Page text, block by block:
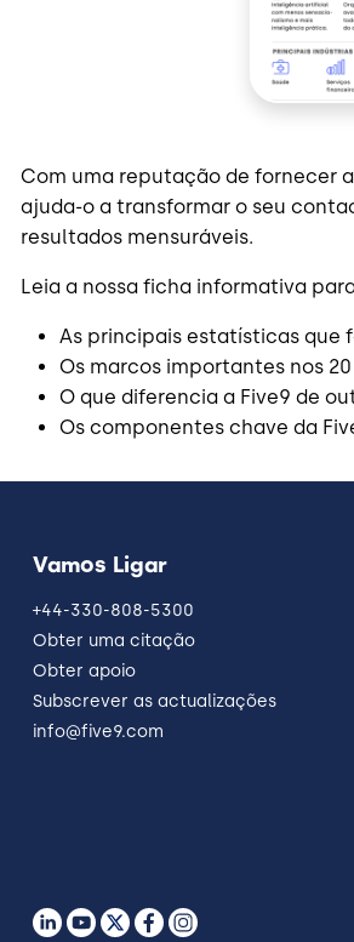
Com uma reputação de fornecer
ajuda-o a transformar o seu
resultados mensuráveis.
Leia a nossa ficha informativa
As principais estatísticas que
Os marcos importantes nos
O que diferencia a Five9 de
Os componentes chave da
Vamos Ligar
+44-330-808-5300
Obter uma citação
Obter apoio
Subscrever as actualizações
info@five9.com